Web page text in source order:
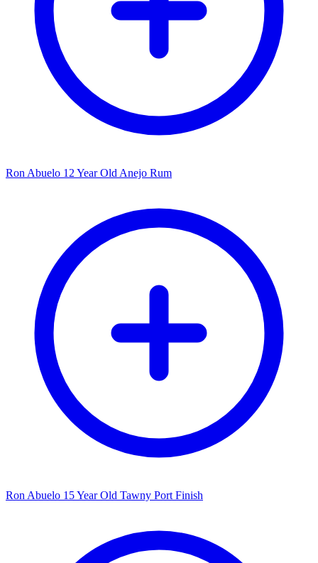
Ron Abuelo 12 Year Old Anejo Rum
Ron Abuelo 15 Year Old Tawny Port Finish